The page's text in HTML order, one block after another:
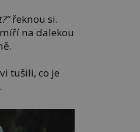
řeknou si.
na dalekou
tušili, co je